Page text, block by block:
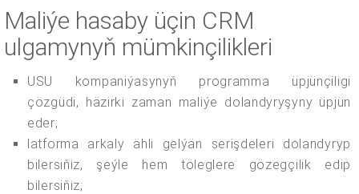
Maliýe hasaby üçin CRM
ulgamynyň mümkinçilikleri
USU kompaniýasynyň programma üpjünçiligi
çözgüdi, häzirki zaman maliýe dolandyryşyny üpjün
eder;
latforma arkaly ähli gelýän serişdeleri dolandyryp
bilersiňiz, şeýle hem töleglere gözegçilik edip
bilersiňiz;